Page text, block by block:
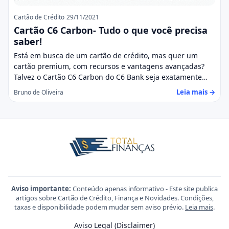
Cartão de Crédito 29/11/2021
Cartão C6 Carbon- Tudo o que você precisa
saber!
Está em busca de um cartão de crédito, mas quer um
cartão premium, com recursos e vantagens avançadas?
Talvez o Cartão C6 Carbon do C6 Bank seja exatamente…
Bruno de Oliveira Leia mais →
Aviso importante: Conteúdo apenas informativo - Este site publica
artigos sobre Cartão de Crédito, Finança e Novidades. Condições,
taxas e disponibilidade podem mudar sem aviso prévio. Leia mais.
Aviso Legal (Disclaimer)